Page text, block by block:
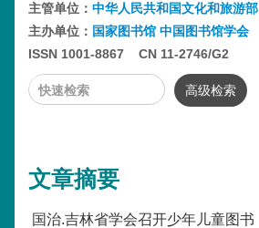
主管单位： 中华人民共和国文化和旅游部
主办单位： 国家图书馆 中国图书馆学会
ISSN 1001-8867 CN 11-2746/G2
高级检索
文章摘要
国治.吉林省学会召开少年儿童图书